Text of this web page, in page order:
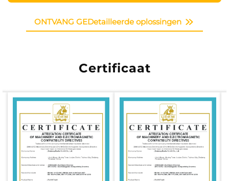
verschillende modellen en configuraties van orders,
wat levertijd en productkwaliteit waarborgt.
Het bedrijf houdt zich strikt aan het ISO9001-
kwaliteitsmanagementsysteem. Van supply chain-
wordt digitale kwaliteitscontrole door het gehele
proces heen toegepast. Alle opslagapparatuur
ondergaat meervoudige prestatietests en
duurzaamheidstests voordat deze de fabriek verlaat,
om stabiele werking te garanderen, zelfs onder
complexe omstandigheden zoals hoge temperaturen
en veel stof.
ONTVANG GEDetailleerde oplossingen
Certificaat